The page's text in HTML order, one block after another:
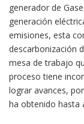
generador de
generación
emisiones, esta
descarbonización
mesa de trabajo
proceso tiene
lograr avances,
ha obtenido hasta